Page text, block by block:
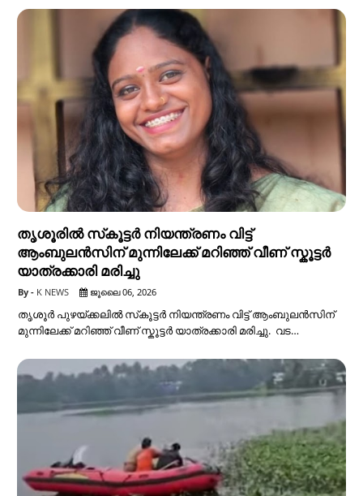
തൃശൂരിൽ സ്‌കൂട്ടർ നിയന്ത്രണം വിട്ട്
ആംബുലൻസിന് മുന്നിലേക്ക് മറിഞ്ഞ് വീണ് സ്കൂട്ടർ
യാത്രക്കാരി മരിച്ചു
K NEWS ജൂലൈ 06, 2026
തൃശൂർ പുഴയ്ക്കലിൽ സ്‌കൂട്ടർ നിയന്ത്രണം വിട്ട് ആംബുലൻസിന്
മുന്നിലേക്ക് മറിഞ്ഞ് വീണ് സ്കൂട്ടർ യാത്രക്കാരി മരിച്ചു. വട…